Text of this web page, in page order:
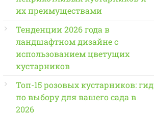
их преимуществами
Тенденции 2026 года в
ландшафтном дизайне с
использованием цветущих
кустарников
Топ-15 розовых кустарников: гид
по выбору для вашего сада в
2026